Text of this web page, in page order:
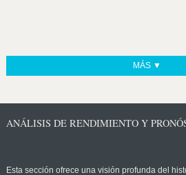
MÁS ▼
ANÁLISIS DE RENDIMIENTO Y
Esta sección ofrece una visión profunda del